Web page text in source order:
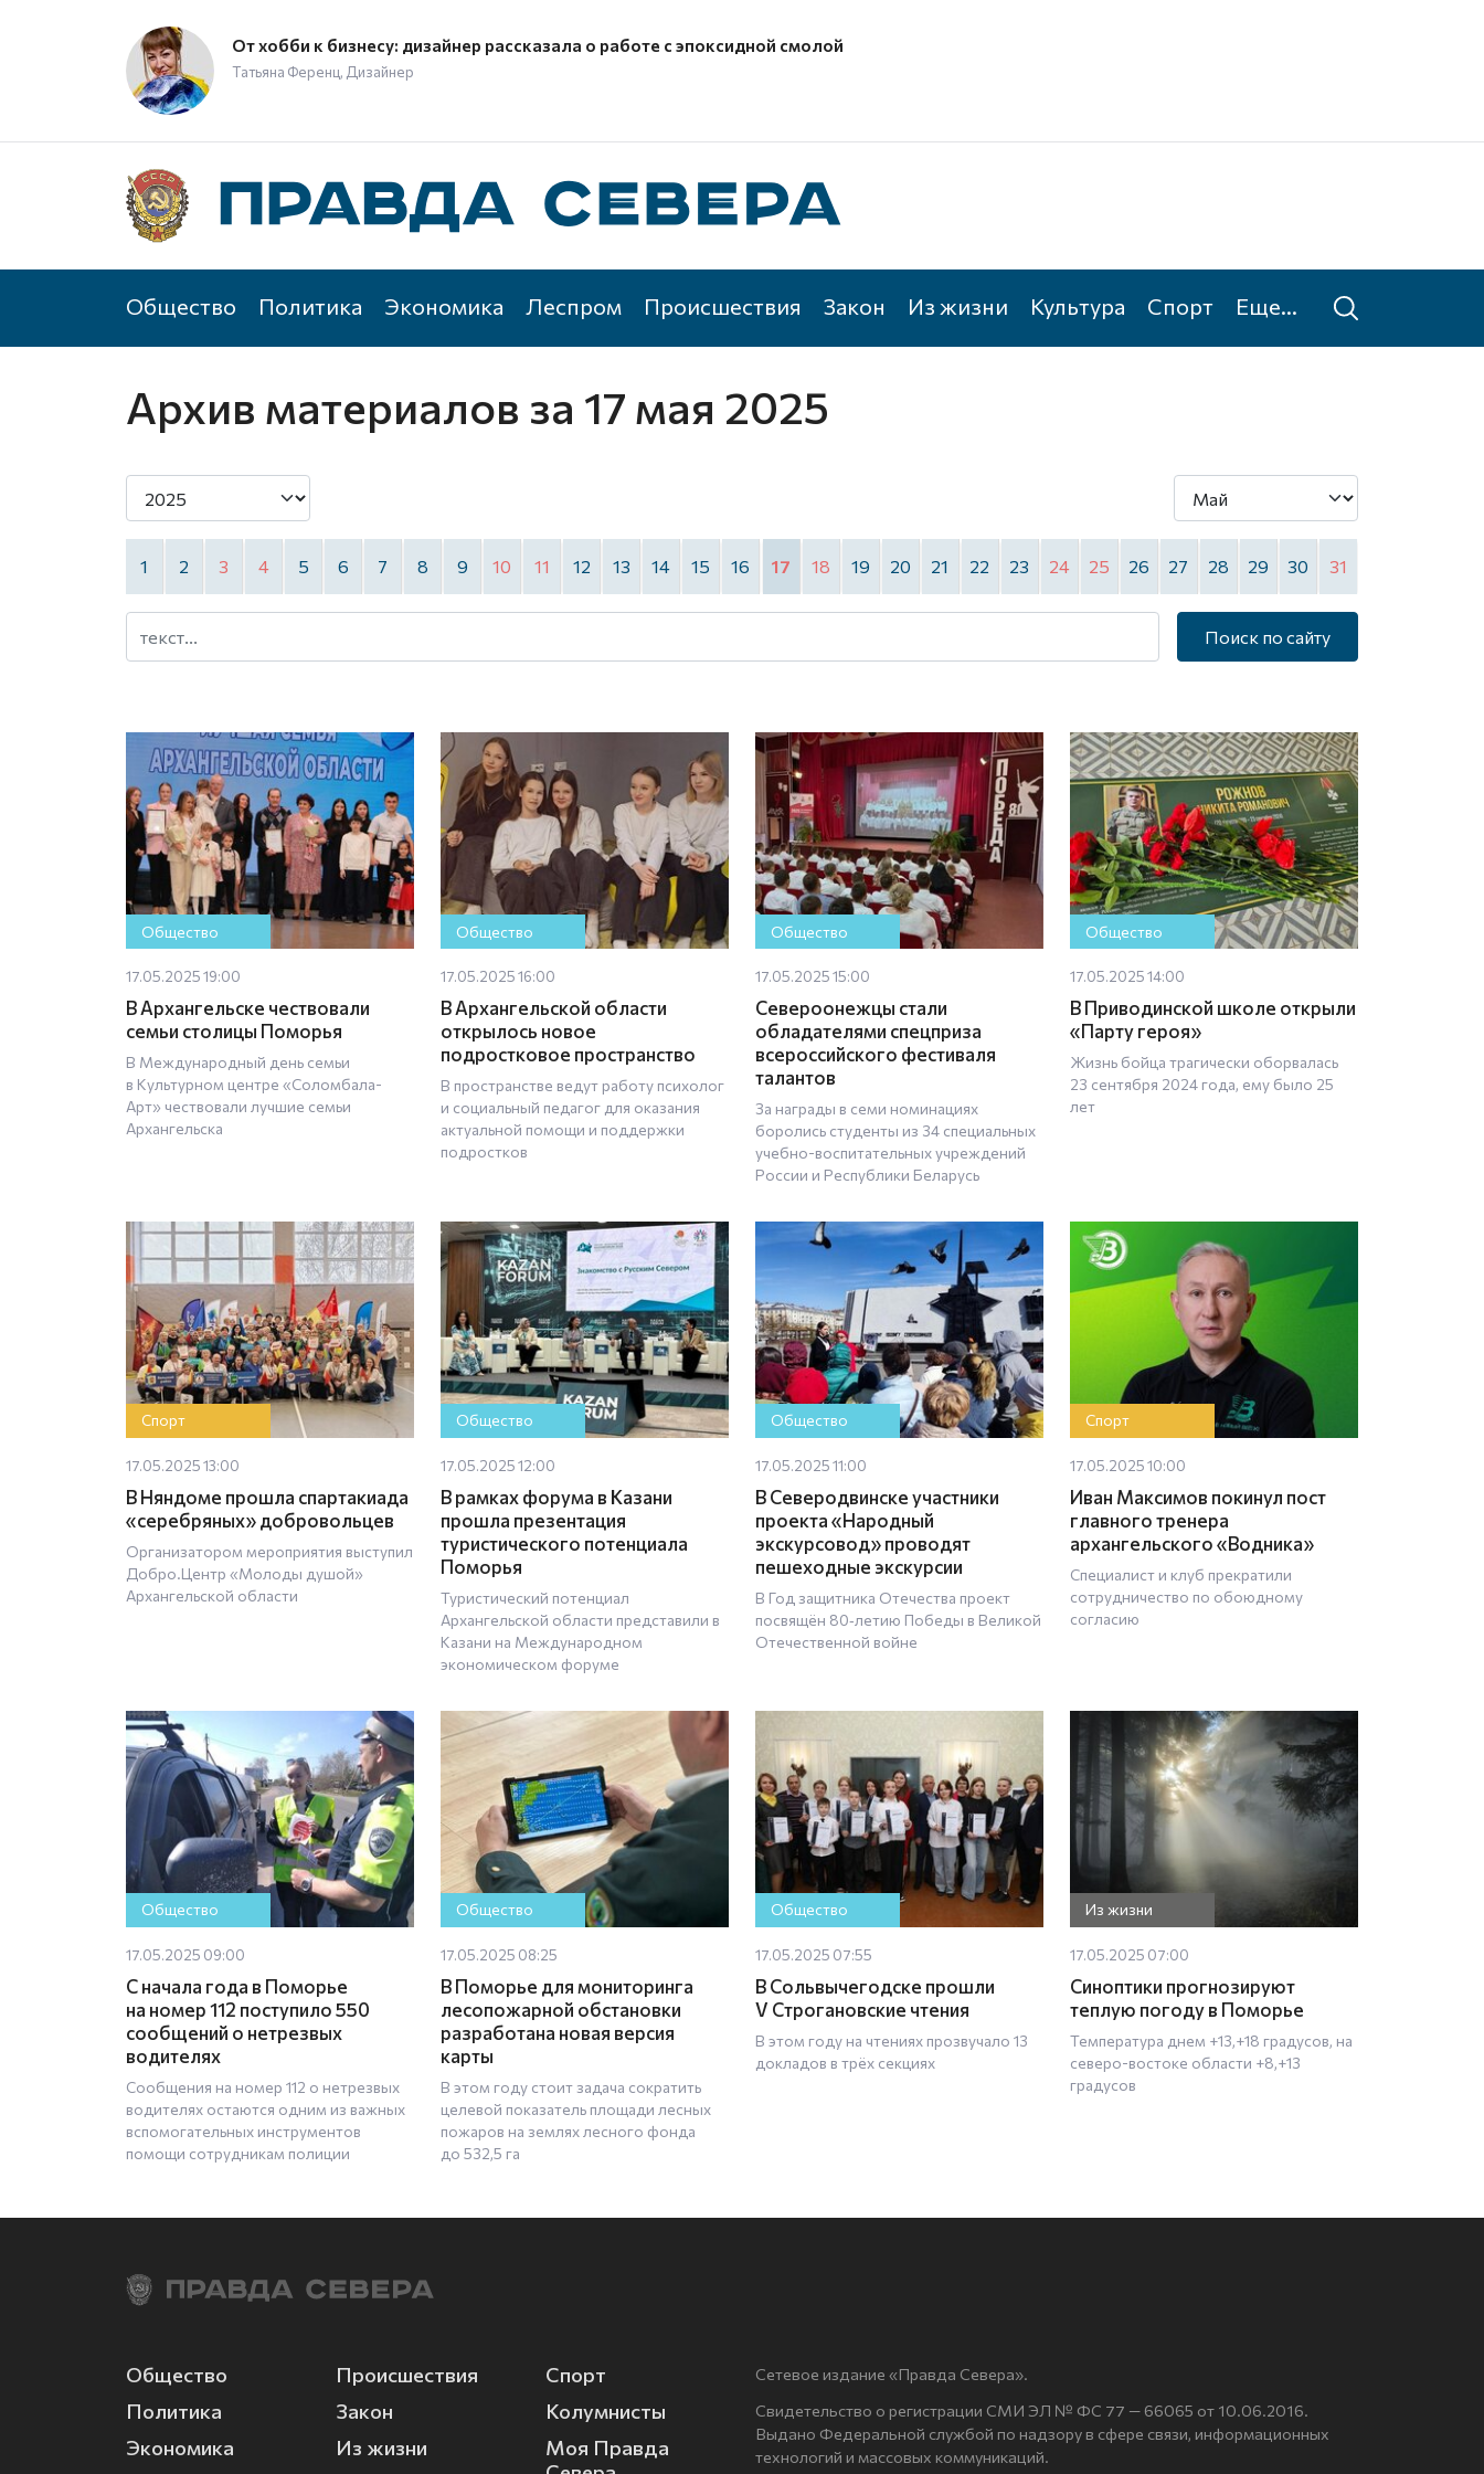
От хобби к бизнесу: дизайнер рассказала о работе с эпоксидной смолой
Татьяна Ференц, Дизайнер
Общество Политика Экономика Леспром Происшествия Закон Из жизни Культура Спорт Еще...
Архив материалов за 17 мая 2025
1 2 3 4 5 6 7 8 9 10 11 12 13 14 15 16 17 18 19 20 21 22 23 24 25 26 27 28 29 30 31
Поиск по сайту
Общество
17.05.2025 19:00
В Архангельске чествовали
семьи столицы Поморья
В Международный день семьи
в Культурном центре «Соломбала-
Арт» чествовали лучшие семьи
Архангельска
Общество
17.05.2025 16:00
В Архангельской области
открылось новое
подростковое пространство
В пространстве ведут работу психолог
и социальный педагог для оказания
актуальной помощи и поддержки
подростков
Общество
17.05.2025 15:00
Североонежцы стали
обладателями спецприза
всероссийского фестиваля
талантов
За награды в семи номинациях
боролись студенты из 34 специальных
учебно-воспитательных учреждений
России и Республики Беларусь
Общество
17.05.2025 14:00
В Приводинской школе открыли
«Парту героя»
Жизнь бойца трагически оборвалась
23 сентября 2024 года, ему было 25
лет
Спорт
17.05.2025 13:00
В Няндоме прошла спартакиада
«серебряных» добровольцев
Организатором мероприятия выступил
Добро.Центр «Молоды душой»
Архангельской области
Общество
17.05.2025 12:00
В рамках форума в Казани
прошла презентация
туристического потенциала
Поморья
Туристический потенциал
Архангельской области представили в
Казани на Международном
экономическом форуме
Общество
17.05.2025 11:00
В Северодвинске участники
проекта «Народный
экскурсовод» проводят
пешеходные экскурсии
В Год защитника Отечества проект
посвящён 80‑летию Победы в Великой
Отечественной войне
Спорт
17.05.2025 10:00
Иван Максимов покинул пост
главного тренера
архангельского «Водника»
Специалист и клуб прекратили
сотрудничество по обоюдному
согласию
Общество
17.05.2025 09:00
C начала года в Поморье
на номер 112 поступило 550
сообщений о нетрезвых
водителях
Сообщения на номер 112 о нетрезвых
водителях остаются одним из важных
вспомогательных инструментов
помощи сотрудникам полиции
Общество
17.05.2025 08:25
В Поморье для мониторинга
лесопожарной обстановки
разработана новая версия
карты
В этом году стоит задача сократить
целевой показатель площади лесных
пожаров на землях лесного фонда
до 532,5 га
Общество
17.05.2025 07:55
В Сольвычегодске прошли
V Строгановские чтения
В этом году на чтениях прозвучало 13
докладов в трёх секциях
Из жизни
17.05.2025 07:00
Синоптики прогнозируют
теплую погоду в Поморье
Температура днем +13,+18 градусов, на
северо-востоке области +8,+13
градусов
Общество
Политика
Экономика
Происшествия
Закон
Из жизни
Спорт
Колумнисты
Моя Правда
Сетевое издание «Правда Севера».
Свидетельство о регистрации СМИ ЭЛ № ФС 77 — 66065 от 10.06.2016.
Выдано Федеральной службой по надзору в сфере связи, информационных
технологий и массовых коммуникаций.